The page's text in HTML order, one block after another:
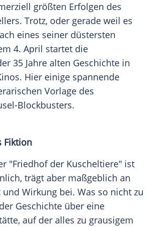
größten Erfolgen des
Trotz, oder gerade weil es
eines seiner düstersten
4. April startet die
35 Jahre alten Geschichte in
Hier einige spannende
Vorlage des
Blockbusters.
Fiktion
"Friedhofder Kuscheltiere" ist
trägt aber maßgeblich an
Wirkung bei. Was so nicht zu
Geschichte über eine
auf der alles zu grausigem